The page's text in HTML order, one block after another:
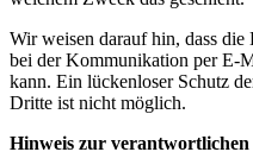
Wir weisen darauf hin, dass
bei der Kommunikation per E-
kann. Ein lückenloser Schutz
Dritte ist nicht möglich.
Hinweis zur verantwortlichen